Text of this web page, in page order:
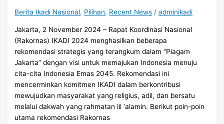
Berita Ikadi Nasional, Pilihan, Recent News /adminikadi
Jakarta, 2 November 2024 – Rapat Koordinasi Nasional
(Rakornas) IKADI 2024 menghasilkan beberapa
rekomendasi strategis yang terangkum dalam “Piagam
Jakarta” dengan visi untuk memajukan Indonesia menuju
cita-cita Indonesia Emas 2045. Rekomendasi ini
mencerminkan komitmen IKADI dalam berkontribusi
mewujudkan masyarakat yang religius, adil, dan bersatu
melalui dakwah yang rahmatan lil ‘alamin. Berikut poin-poin
utama rekomendasi Rakornas